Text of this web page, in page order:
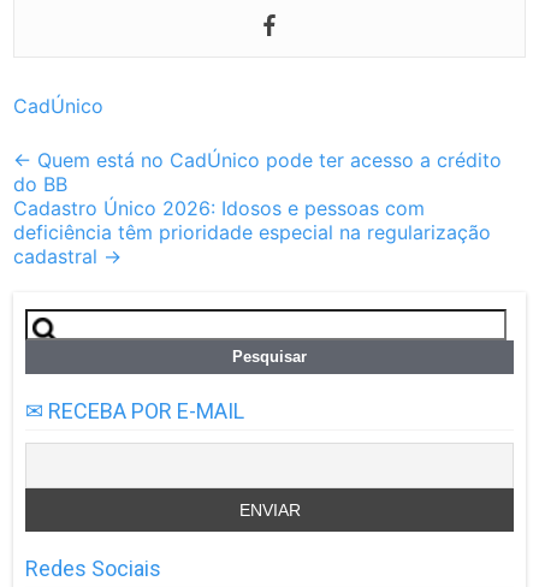
CadÚnico
Post
navigation
← Quem está no CadÚnico pode ter acesso a crédito
do BB
Cadastro Único 2026: Idosos e pessoas com
deficiência têm prioridade especial na regularização
cadastral →
Pesquisar
por:
✉ RECEBA POR E-MAIL
Redes Sociais